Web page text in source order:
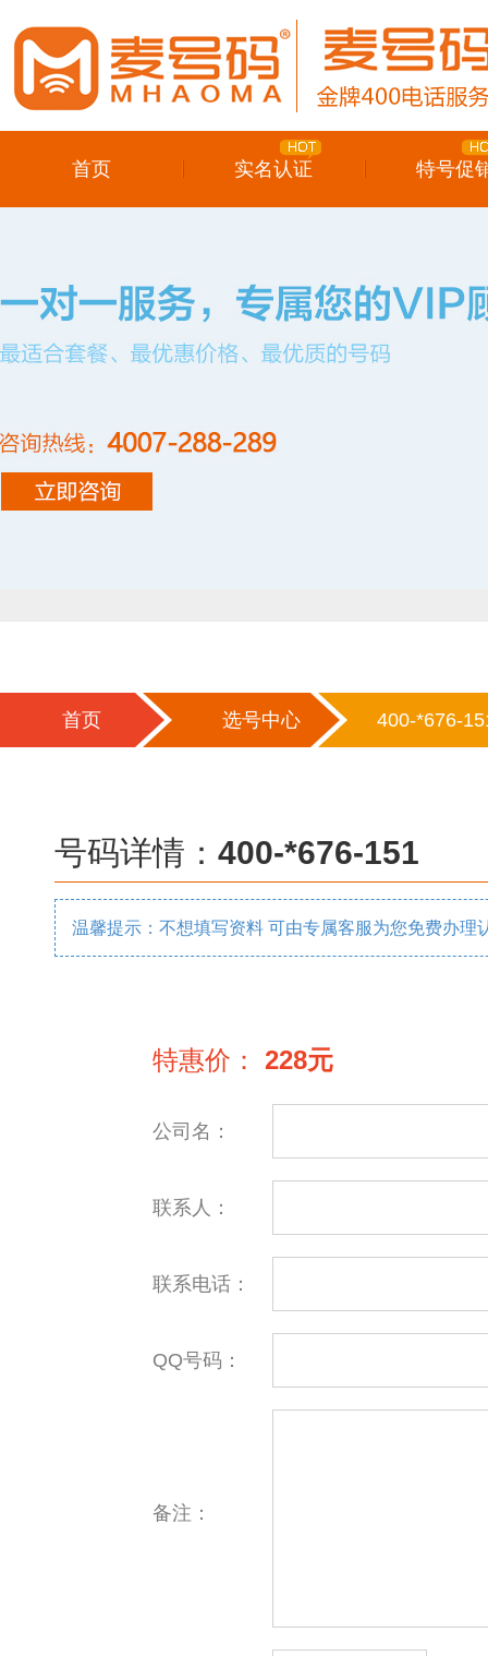
首页 实名认证 特号促
首页 选号中心 400-*676-
号码详情： 400-*676-151
温馨提示：不想填写资料 可由专属客服为您免费办理
特惠价： 228元
公司名：
联系人：
联系电话：
QQ号码：
备注：